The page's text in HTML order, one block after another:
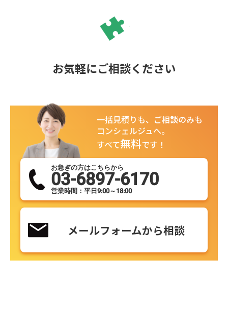
お気軽にご相談ください
一括見積りも、ご相談のみも
コンシェルジュへ。
すべて無料です！
お急ぎの方はこちらから
03-6897-6170
営業時間：平日9:00～18:00
メールフォームから相談